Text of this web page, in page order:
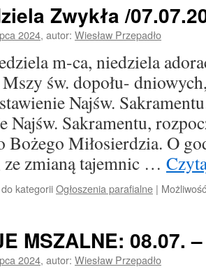
Zwykła /
2024, autor: Wiesław Przepadło
m-ca, niedziela
św. dopołu-
Najśw.
Najśw. Sakramentu,
Bożego Miłosierdzia. O
ze zmianą tajemnic …
kategoriiOgłoszenia parafialne |
MSZALNE: 08.07.
2024, autor: Wiesław Przepadło